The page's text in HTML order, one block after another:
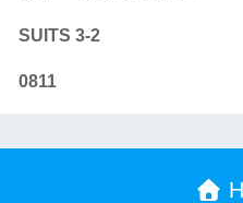
SUITS 3-2
0811